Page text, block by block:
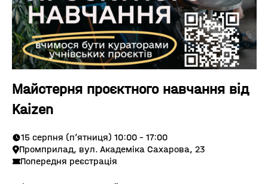
Майстерня проєктного навчання від
Kaizen
15 серпня (п’ятниця) 10:00 - 17:00
Промприлад, вул. Академіка Сахарова, 23
Попередня реєстрація